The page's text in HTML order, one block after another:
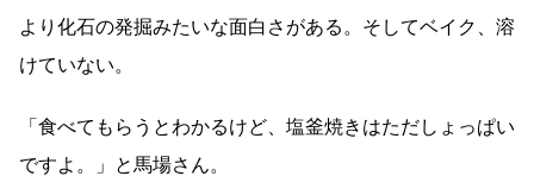
より化石の発掘みたいな面白さがある。そしてベイク、溶
けていない。
「食べてもらうとわかるけど、塩釜焼きはただしょっぱい
ですよ。」と馬場さん。